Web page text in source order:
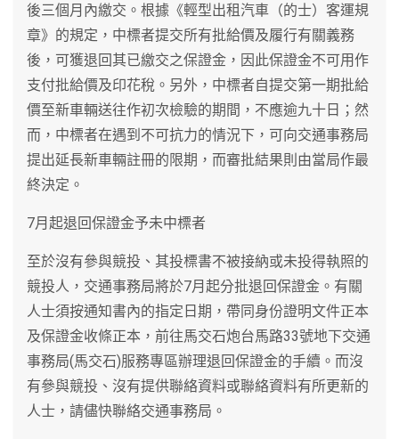
後三個月內繳交。根據《輕型出租汽車（的士）客運規
章》的規定，中標者提交所有批給價及履行有關義務
後，可獲退回其已繳交之保證金，因此保證金不可用作
支付批給價及印花稅。另外，中標者自提交第一期批給
價至新車輛送往作初次檢驗的期間，不應逾九十日；然
而，中標者在遇到不可抗力的情況下，可向交通事務局
提出延長新車輛註冊的限期，而審批結果則由當局作最
終決定。
7月起退回保證金予未中標者
至於沒有參與競投、其投標書不被接納或未投得執照的
競投人，交通事務局將於7月起分批退回保證金。有關
人士須按通知書內的指定日期，帶同身份證明文件正本
及保證金收條正本，前往馬交石炮台馬路33號地下交通
事務局(馬交石)服務專區辦理退回保證金的手續。而沒
有參與競投、沒有提供聯絡資料或聯絡資料有所更新的
人士，請儘快聯絡交通事務局。